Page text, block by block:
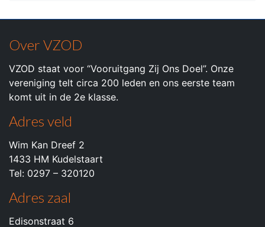
Over VZOD
VZOD staat voor “Vooruitgang Zij Ons Doel”. Onze
vereniging telt circa 200 leden en ons eerste team
komt uit in de 2e klasse.
Adres veld
Wim Kan Dreef 2
1433 HM Kudelstaart
Tel: 0297 – 320120
Adres zaal
Edisonstraat 6